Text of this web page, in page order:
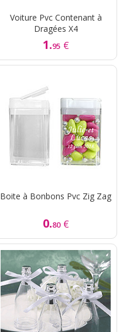
Voiture Pvc Contenant à
Dragées X4
1.95 €
Boite à Bonbons Pvc Zig Zag
0.80 €